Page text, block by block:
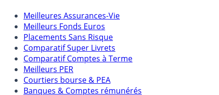
Comparatifs
Meilleures Assurances-Vie
Meilleurs Fonds Euros
Placements Sans Risque
Comparatif Super Livrets
Comparatif Comptes à Terme
Meilleurs PER